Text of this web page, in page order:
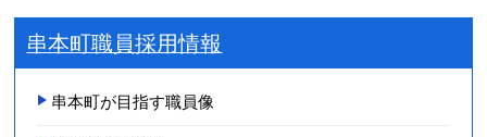
串本町職員採用情報
串本町が目指す職員像